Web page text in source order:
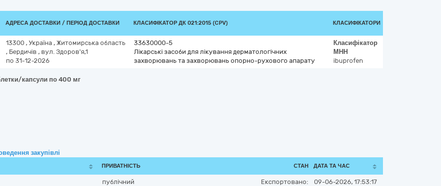
АДРЕСА ДОСТАВКИ / ПЕРІОД ДОСТАВКИ КЛАСИФІКАТОР ДК 021:2015 (CPV) КЛАСИФІКАТОРИ
13300 , Україна , Житомирська область
, Бердичів , вул. Здоров'я,1
по 31-12-2026
33630000-5
Лікарські засоби для лікування дерматологічних
захворювань та захворювань опорно-рухового апарату
Класифікатор
МНН
ibuprofen
капсули по 400 мг
закупівлі
ПРИВАТНІСТЬ СТАН ДАТА ТА ЧАС
публічний Експортовано: 09-06-2026, 17:53:17